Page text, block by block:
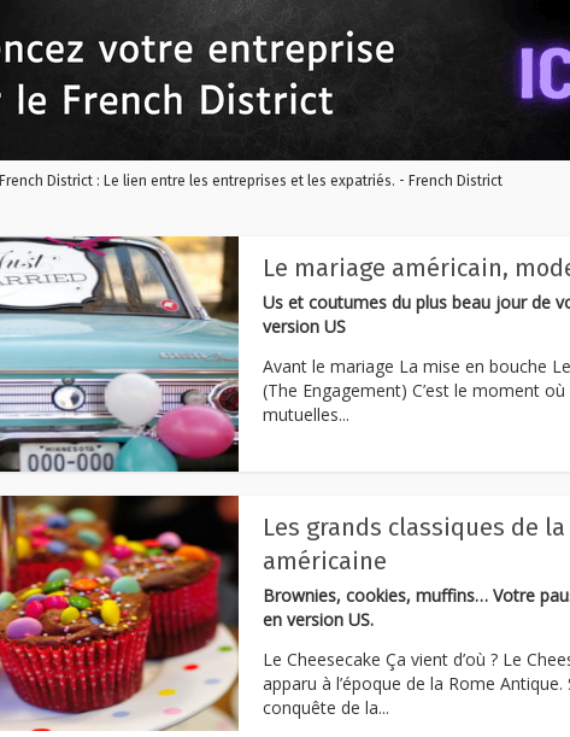
French District : Le lien entre les entreprises et les expatriés. - French District
Le mariage américain,
Us et coutumes du plus beau jour de
version US
Avant le mariage La mise en bouche
(The Engagement) C’est le moment
mutuelles...
Les grands classiques de
américaine
Brownies, cookies, muffins… Votre
en version US.
Le Cheesecake Ça vient d’où ? Le
apparu à l’époque de la Rome Antique.
conquête de la...